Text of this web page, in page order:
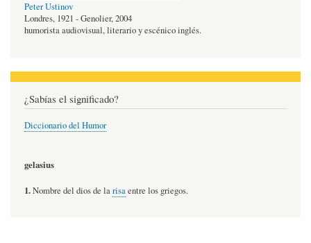
Peter Ustinov
Londres, 1921 - Genolier, 2004
humorista audiovisual, literario y escénico inglés.
¿Sabías el significado?
Diccionario del Humor
gelasius
1.Nombre del dios de larisaentre los griegos.